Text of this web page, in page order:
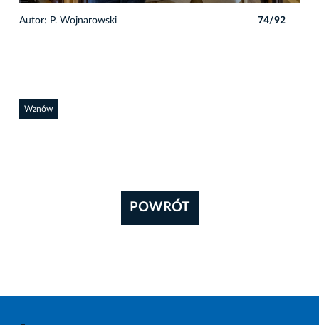
Autor: P. Wojnarowski 74/92
Wznów
POWRÓT